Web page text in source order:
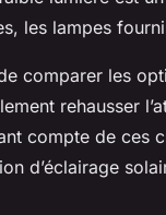
les lampes
comparer les
rehausser
compte de ces
d’éclairage